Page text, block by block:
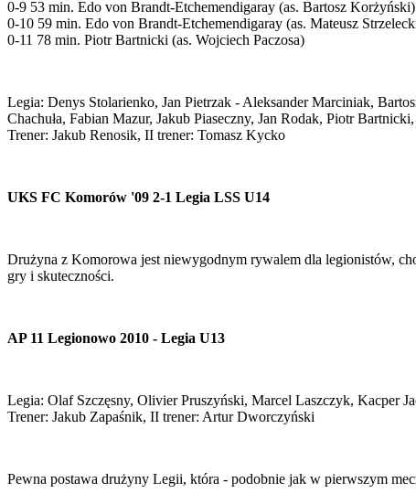
0-9 53 min. Edo von Brandt-Etchemendigaray (as. Bartosz Korżyński)
0-10 59 min. Edo von Brandt-Etchemendigaray (as. Mateusz
0-11 78 min. Piotr Bartnicki (as. Wojciech Paczosa)
Legia: Denys Stolarienko, Jan Pietrzak - Aleksander Marciniak,
Chachuła, Fabian Mazur, Jakub Piaseczny, Jan Rodak, Piotr
Trener: Jakub Renosik, II trener: Tomasz Kycko
UKS FC Komorów '09 2-1 Legia LSS U14
Drużyna z Komorowa jest niewygodnym rywalem dla legionistów,
gry i skuteczności.
AP 11 Legionowo 2010 - Legia U13
Legia: Olaf Szczęsny, Olivier Pruszyński, Marcel Laszczyk, Kacper
Trener: Jakub Zapaśnik, II trener: Artur Dworczyński
Pewna postawa drużyny Legii, która - podobnie jak w pierwszym